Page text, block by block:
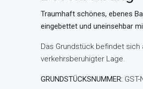
Traumhaft schönes, ebenes
eingebettet und uneinsehbar
Das Grundstück befindet sich
verkehrsberuhigter Lage.
GRUNDSTÜCKSNUMMER: